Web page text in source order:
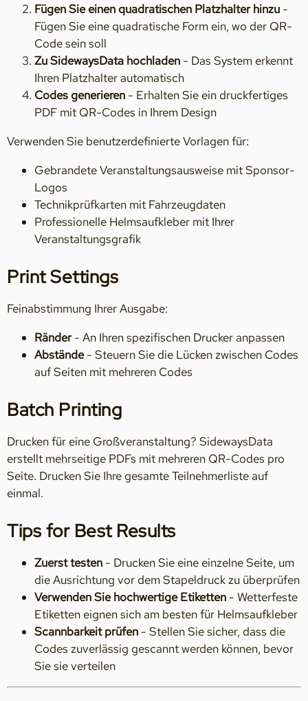
Fügen Sie einen quadratischen Platzhalter hinzu -
Fügen Sie eine quadratische Form ein, wo der QR-
Code sein soll
Zu SidewaysData hochladen - Das System erkennt
Ihren Platzhalter automatisch
Codes generieren - Erhalten Sie ein druckfertiges
PDF mit QR-Codes in Ihrem Design
Verwenden Sie benutzerdefinierte Vorlagen für:
Gebrandete Veranstaltungsausweise mit Sponsor-
Logos
Technikprüfkarten mit Fahrzeugdaten
Professionelle Helmsaufkleber mit Ihrer
Veranstaltungsgrafik
Print Settings
Feinabstimmung Ihrer Ausgabe:
Ränder- An Ihren spezifischen Drucker anpassen
Abstände- Steuern Sie die Lücken zwischen Codes
auf Seiten mit mehreren Codes
Batch Printing
Drucken für eine Großveranstaltung? SidewaysData
erstellt mehrseitige PDFs mit mehreren QR-Codes pro
Seite. Drucken Sie Ihre gesamte Teilnehmerliste auf
einmal.
Tips for Best Results
Zuerst testen - Drucken Sie eine einzelne Seite, um
die Ausrichtung vor dem Stapeldruck zu überprüfen
Verwenden Sie hochwertige Etiketten - Wetterfeste
Etiketten eignen sich am besten für Helmsaufkleber
Scannbarkeit prüfen - Stellen Sie sicher, dass die
Codes zuverlässig gescannt werden können, bevor
Sie sie verteilen